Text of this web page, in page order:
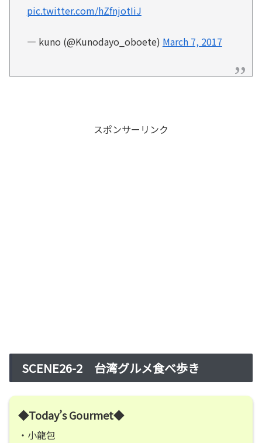
pic.twitter.com/hZfnjotIiJ
— kuno (@Kunodayo_oboete) March 7, 2017
スポンサーリンク
SCENE26-2 台湾グルメ食べ歩き
◆Today’s Gourmet◆
・小龍包